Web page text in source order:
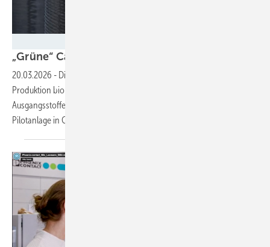
„Grüne“ Carbonfasern aus der
20.03.2026 - Die Carbon Lab Factory Lausitz soll künftig die
Produktion biobasierter Carbonfasern ermöglichen und so fossile
Ausgangsstoffe durch nachwachsende Rohstoffe ersetzen. Eine
Pilotanlage in Guben soll Ende 2029 in Betrieb